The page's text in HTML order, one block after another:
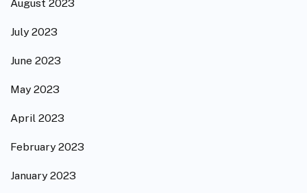
August 2023
July 2023
June 2023
May 2023
April 2023
February 2023
January 2023